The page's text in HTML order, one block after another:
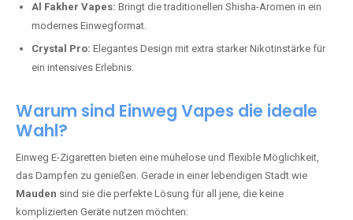
Al Fakher Vapes: Bringt die traditionellen Shisha-Aromen in ein
modernes Einwegformat.
Crystal Pro: Elegantes Design mit extra starker Nikotinstärke für
ein intensives Erlebnis.
Warum sind Einweg Vapes die ideale
Wahl?
Einweg E-Zigaretten bieten eine mühelose und flexible Möglichkeit,
das Dampfen zu genießen. Gerade in einer lebendigen Stadt wie
Mauden sind sie die perfekte Lösung für all jene, die keine
komplizierten Geräte nutzen möchten: